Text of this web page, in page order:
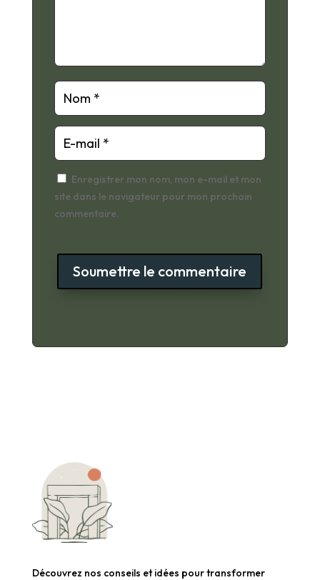
Enregistrer mon nom, mon e-mail et mon
site dans le navigateur pour mon prochain
commentaire.
Soumettre le commentaire
Découvrez nos conseils et idées pour transformer